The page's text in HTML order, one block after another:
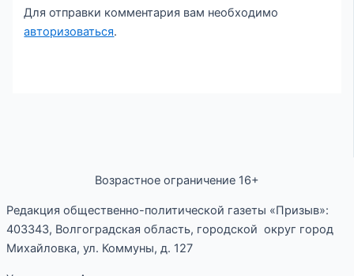
Для отправки комментария вам необходимо
авторизоваться.
Возрастное ограничение 16+
Редакция общественно-политической газеты «Призыв»:
403343, Волгоградская область, городской округ город
Михайловка, ул. Коммуны, д. 127